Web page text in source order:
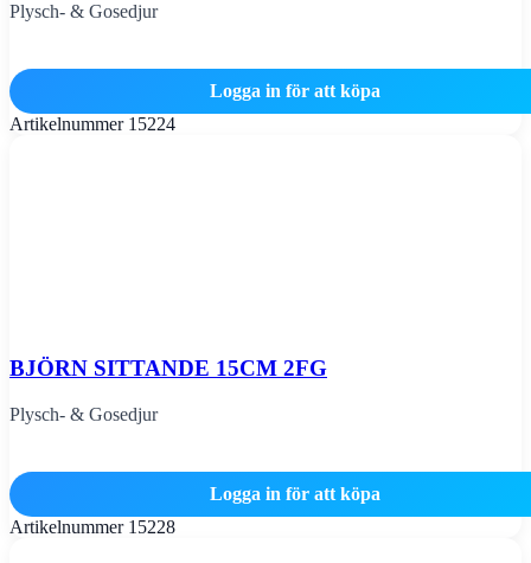
Plysch- & Gosedjur
Logga in för att köpa
Artikelnummer 15224
BJÖRN SITTANDE 15CM 2FG
Plysch- & Gosedjur
Logga in för att köpa
Artikelnummer 15228